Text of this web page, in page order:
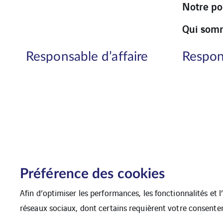
Notre
Qui
Responsable d’affaire
Préférence des cookies
Afin d’optimiser les performances, les fonctionnalités et
réseaux sociaux, dont certains requièrent votre